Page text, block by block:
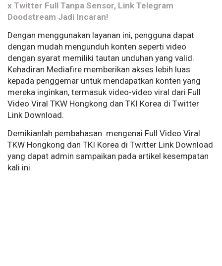
x Twitter Full Tanpa Sensor, Link Telegram
Doodstream Jadi Incaran!
Dengan menggunakan layanan ini, pengguna dapat
dengan mudah mengunduh konten seperti video
dengan syarat memiliki tautan unduhan yang valid.
Kehadiran Mediafire memberikan akses lebih luas
kepada penggemar untuk mendapatkan konten yang
mereka inginkan, termasuk video-video viral dari Full
Video Viral TKW Hongkong dan TKI Korea di Twitter
Link Download.
Demikianlah pembahasan mengenai Full Video Viral
TKW Hongkong dan TKI Korea di Twitter Link Download
yang dapat admin sampaikan pada artikel kesempatan
kali ini.